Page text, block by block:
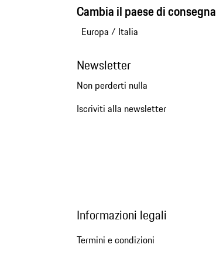
Cambia il paese di consegna
Europa / Italia
Newsletter
Non perderti nulla
Iscriviti alla newsletter
Informazioni legali
Termini e condizioni